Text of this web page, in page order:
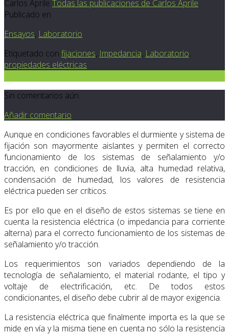
Carlos Aprile Todas las publicaciones de Carlos Aprile
Publicado en
Ensayos, Laboratorio
Etiquetado con fijaciones, Impedancia, Laboratorio,
propiedades eléctricas
Sin comentarios aún.
Añadir comentario
Aunque en condiciones favorables el durmiente y sistema de
fijación son mayormente aislantes y permiten el correcto
funcionamiento de los sistemas de señalamiento y/o
tracción, en condiciones de lluvia, alta humedad relativa,
condensación de humedad, los valores de resistencia
eléctrica pueden ser críticos.
Es por ello que en el diseño de estos sistemas se tiene en
cuenta la resistencia eléctrica (o impedancia para corriente
alterna) para el correcto funcionamiento de los sistemas de
señalamiento y/o tracción.
Los requerimientos son variados dependiendo de la
tecnología de señalamiento, el material rodante, el tipo y
voltaje de electrificación, etc. De todos estos
condicionantes, el diseño debe cubrir al de mayor exigencia.
La resistencia eléctrica que finalmente importa es la que se
mide en vía y la misma tiene en cuenta no sólo la resistencia